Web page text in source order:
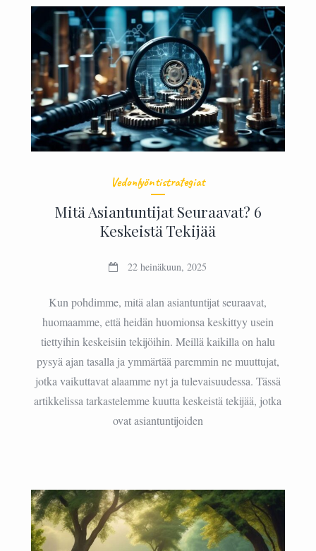
Vedonlyöntistrategiat
Mitä Asiantuntijat Seuraavat? 6
Keskeistä Tekijää
22 heinäkuun, 2025
Kun pohdimme, mitä alan asiantuntijat seuraavat,
huomaamme, että heidän huomionsa keskittyy usein
tiettyihin keskeisiin tekijöihin. Meillä kaikilla on halu
pysyä ajan tasalla ja ymmärtää paremmin ne muuttujat,
jotka vaikuttavat alaamme nyt ja tulevaisuudessa. Tässä
artikkelissa tarkastelemme kuutta keskeistä tekijää, jotka
ovat asiantuntijoiden